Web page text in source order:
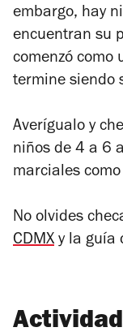
embargo, hay
encuentran su
comenzó como
termine siendo
Averígualo y
niños de 4 a 6
marciales
No olvides
CDMX y la guía